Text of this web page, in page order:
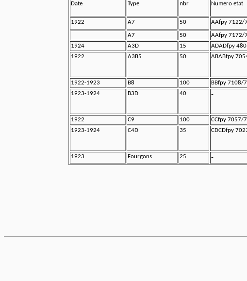
Date Type nbr Numero etat
1922 A7 50 AAfpy 7122/
A7 50 AAfpy 7172/
1924
A3D 15 ADADfpy
1922
A3B5 50 ABABfpy
1922-1923
B8 100 BBfpy 7108/
1923-1924
B3D 40 -
1922
C9 100 CCfpy 7057/
1923-1924
C4D 35 CDCDfpy
1923
Fourgons 25 -